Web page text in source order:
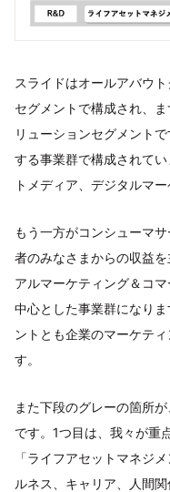
スライドはオールアバウ
セグメントで構成され、
リューションセグメント
する事業群で構成されて
トメディア、デジタルマ
もう一方がコンシューマ
者のみなさまからの収益
アルマーケティング＆コ
中心とした事業群になり
ントとも企業のマーケテ
す。
また下段のグレーの箇所
です。1つ目は、我々が重
「ライフアセットマネジ
ルネス、キャリア、人間